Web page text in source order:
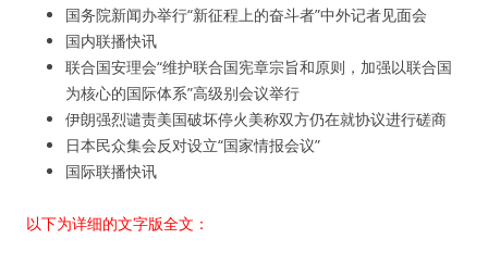
国务院新闻办举行“新征程上的奋斗者”中外记者见面会
国内联播快讯
联合国安理会“维护联合国宪章宗旨和原则，加强以联合国
为核心的国际体系”高级别会议举行
伊朗强烈谴责美国破坏停火美称双方仍在就协议进行磋商
日本民众集会反对设立“国家情报会议”
国际联播快讯
以下为详细的文字版全文：